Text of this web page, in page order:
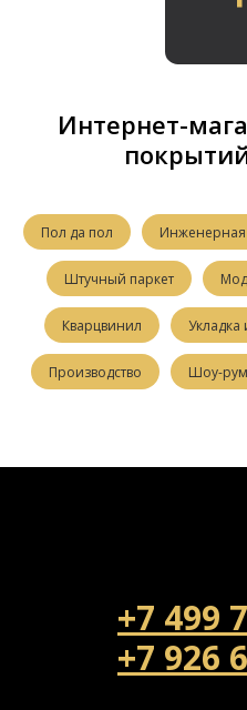
Интернет-
Пол да пол Инженерная
Штучный паркет
Кварцвинил Укладка
Производство Шоу-рум
+7 499
+7 926